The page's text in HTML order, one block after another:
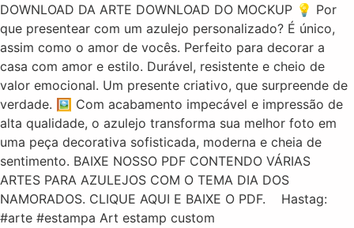
DOWNLOAD DA ARTE DOWNLOAD DO MOCKUP 💡 Por
que presentear com um azulejo personalizado? É único,
assim como o amor de vocês. Perfeito para decorar a
casa com amor e estilo. Durável, resistente e cheio de
valor emocional. Um presente criativo, que surpreende de
verdade. 🖼️ Com acabamento impecável e impressão de
alta qualidade, o azulejo transforma sua melhor foto em
uma peça decorativa sofisticada, moderna e cheia de
sentimento. BAIXE NOSSO PDF CONTENDO VÁRIAS
ARTES PARA AZULEJOS COM O TEMA DIA DOS
NAMORADOS. CLIQUE AQUI E BAIXE O PDF. Hastag:
#arte #estampa Art estamp custom